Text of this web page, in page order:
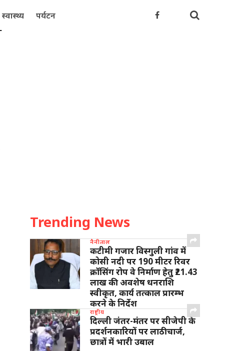
स्वास्थ्य पर्यटन
Trending News
नैनीताल
कटीमी गजार विस्गुली गांव में
कोसी नदी पर 190 मीटर रिवर
क्रॉसिंग रोप वे निर्माण हेतु ₹21.43
लाख की अवशेष धनराशि
स्वीकृत, कार्य तत्काल प्रारम्भ
करने के निर्देश
राष्ट्रीय
दिल्ली जंतर-मंतर पर सीजेपी के
प्रदर्शनकारियों पर लाठीचार्ज,
छात्रों में भारी उबाल